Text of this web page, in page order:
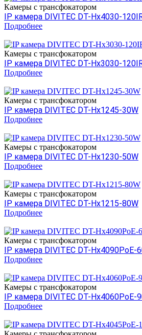
Камеры c трансфокатором
IP камера DIVITEC DT-Hх4030-
Подробнее
Камеры c трансфокатором
IP камера DIVITEC DT-Hх3030-
Подробнее
Камеры c трансфокатором
IP камера DIVITEC DT-Hх1245-30W
Подробнее
Камеры c трансфокатором
IP камера DIVITEC DT-Hх1230-50W
Подробнее
Камеры c трансфокатором
IP камера DIVITEC DT-Hх1215-80W
Подробнее
Камеры c трансфокатором
IP камера DIVITEC DT-Hх4090PoE-
Подробнее
Камеры c трансфокатором
IP камера DIVITEC DT-Hх4060PoE-
Подробнее